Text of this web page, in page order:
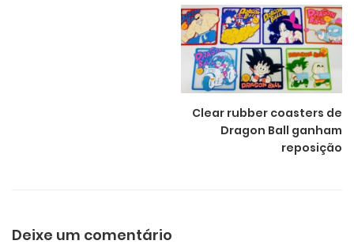
Clear rubber coasters de
Dragon Ball ganham
reposição
Deixe um comentário